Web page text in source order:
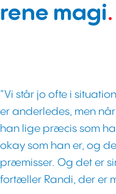
rene magi.
”Vi står jo ofte i
er anderledes, men
han lige præcis som
okay som han er, og
præmisser. Og det er
fortæller Randi, der er